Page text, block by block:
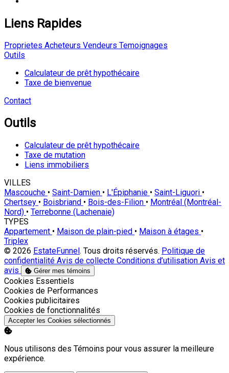
Liens Rapides
Proprietes Acheteurs Vendeurs Temoignages
Outils
Calculateur de prêt hypothécaire
Taxe de bienvenue
Contact
Outils
Calculateur de prêt hypothécaire
Taxe de mutation
Liens immobiliers
VILLES
Mascouche • Saint-Damien • L'Épiphanie • Saint-Liguori •
Chertsey • Boisbriand • Bois-des-Filion • Montréal (Montréal-
Nord) • Terrebonne (Lachenaie)
TYPES
Appartement • Maison de plain-pied • Maison à étages •
Triplex
© 2026 EstateFunnel . Tous droits réservés. Politique de
confidentialité Avis de collecte Conditions d’utilisation Avis et
avis
Gérer mes témoins
Activer
Cookies Essentiels
Activer
Cookies de Performances
Activer
Cookies publicitaires
Activer
Cookies de fonctionnalités
Accepter les Cookies sélectionnés
Nous utilisons des Témoins pour vous assurer la meilleure
expérience.